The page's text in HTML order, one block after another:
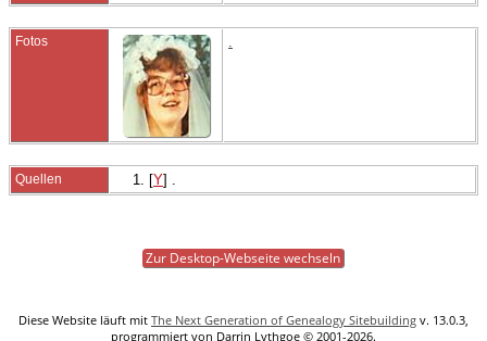
Fotos
Quellen [Y] .
Zur Desktop-Webseite wechseln
Diese Website läuft mit The Next Generation of Genealogy Sitebuilding v. 13.0.3,
programmiert von Darrin Lythgoe © 2001-2026.